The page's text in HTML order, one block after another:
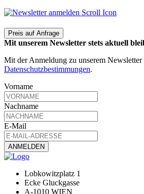
Preis auf Anfrage
Mit unserem Newsletter stets aktuell
Mit der Anmeldung zu unserem Newsletter
Datenschutzbestimmungen.
Vorname
Nachname
E-Mail
Lobkowitzplatz 1
Ecke Gluckgasse
A-1010 WIEN